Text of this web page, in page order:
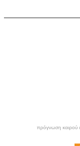
πρόγνωση καιρού